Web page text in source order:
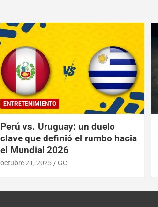
ENTRETENIMIENTO
Perú vs. Uruguay: un duelo
clave que definió el rumbo hacia
el Mundial 2026
octubre 21, 2025 GC